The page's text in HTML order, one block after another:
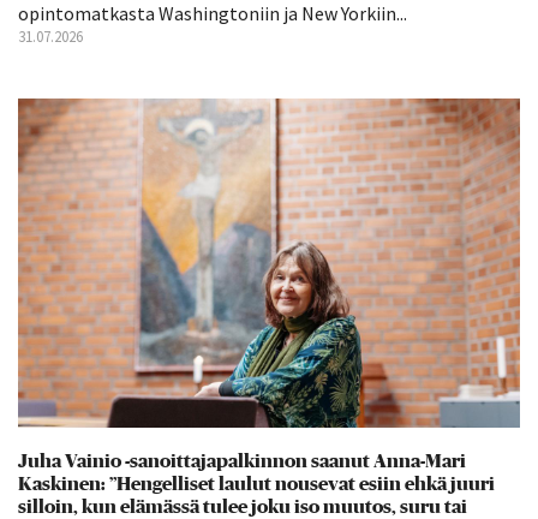
opintomatkasta Washingtoniin ja New Yorkiin...
31.07.2026
Juha Vainio -sanoittajapalkinnon saanut Anna-Mari
Kaskinen: ”Hengelliset laulut nousevat esiin ehkä juuri
silloin, kun elämässä tulee joku iso muutos, suru tai